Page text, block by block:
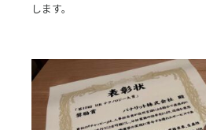
します。